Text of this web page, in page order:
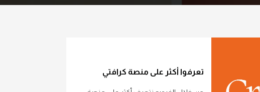
تعرفوا أكثر على منصة كرافتي